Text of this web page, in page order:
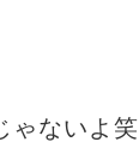
ゃないよ笑